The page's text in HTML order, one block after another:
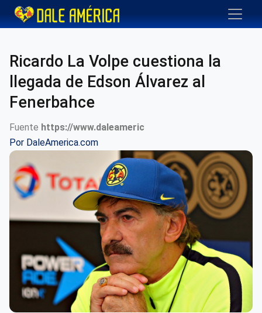
Ricardo La Volpe cuestiona la
llegada de Edson Álvarez al
Fenerbahce
Fuente https://www.daleameric
Por DaleAmerica.com